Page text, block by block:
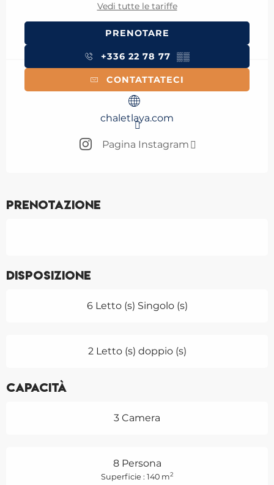
Vedi tutte le tariffe
PRENOTARE
+336 22 78 77 ▒▒
CONTATTATECI
chaletlaya.com
Pagina Instagram
Prenotazione
Disposizione
6 Letto (s) Singolo (s)
2 Letto (s) doppio (s)
Capacità
3 Camera
8 Persona
Superficie : 140 m2